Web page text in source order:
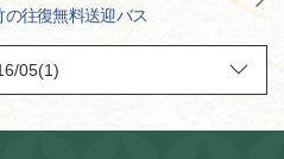
往復無料送迎バス